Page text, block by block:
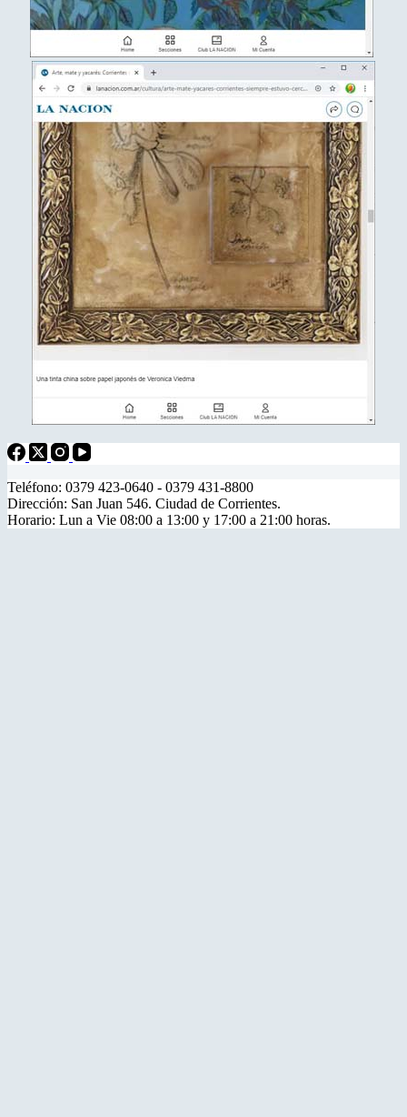
Teléfono: 0379 423-0640 - 0379 431-8800
Dirección: San Juan 546. Ciudad de Corrientes.
Horario: Lun a Vie 08:00 a 13:00 y 17:00 a 21:00 horas.